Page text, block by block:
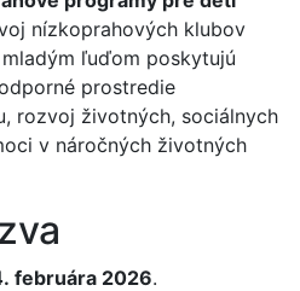
nízkoprahových klubov
ľuďom poskytujú
prostredie
rozvoj životných, sociálnych
v náročných životných
februára 2026.